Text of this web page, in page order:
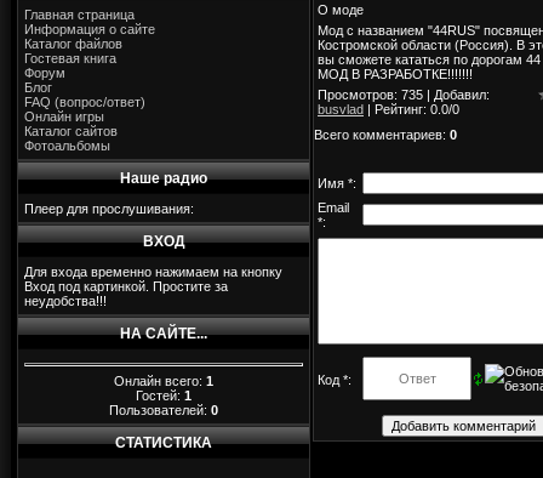
Главная страница
Информация о сайте
Каталог файлов
Гостевая книга
Форум
Блог
FAQ (вопрос/ответ)
Онлайн игры
Каталог сайтов
Фотоальбомы
Наше радио
Плеер для прослушивания:
ВХОД
Для входа временно нажимаем на кнопку
Вход под картинкой. Простите за
неудобства!!!
НА САЙТЕ...
Онлайн всего: 1
Гостей: 1
Пользователей: 0
СТАТИСТИКА
О моде
Мод с названием "44RUS"
Костромской области (Россия). В
вы сможете кататься по дорогам 44
МОД В РАЗРАБОТКЕ!!!!!!!
Просмотров: 735 | Добавил:
busvlad | Рейтинг: 0.0/0
Всего комментариев: 0
Имя *:
Email
*:
Код *: